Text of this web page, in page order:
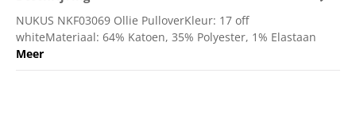
NUKUS NKF03069 Ollie PulloverKleur: 17 off
whiteMateriaal: 64% Katoen, 35% Polyester, 1% Elastaan
Meer